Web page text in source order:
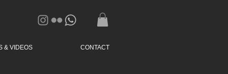
& VIDEOS CONTACT